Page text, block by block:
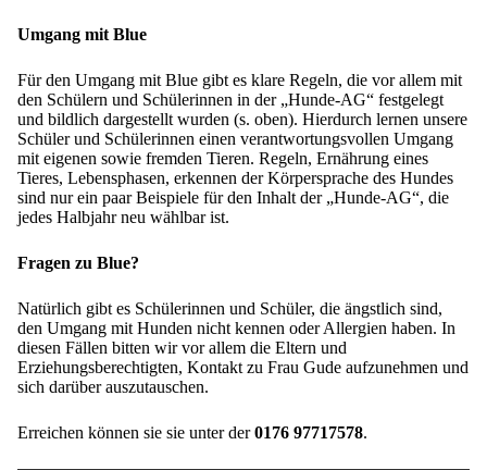
Umgang mit Blue
Für den Umgang mit Blue gibt es klare Regeln, die vor allem mit
den Schülern und Schülerinnen in der „Hunde-AG“ festgelegt
und bildlich dargestellt wurden (s. oben). Hierdurch lernen unsere
Schüler und Schülerinnen einen verantwortungsvollen Umgang
mit eigenen sowie fremden Tieren. Regeln, Ernährung eines
Tieres, Lebensphasen, erkennen der Körpersprache des Hundes
sind nur ein paar Beispiele für den Inhalt der „Hunde-AG“, die
jedes Halbjahr neu wählbar ist.
Fragen zu Blue?
Natürlich gibt es Schülerinnen und Schüler, die ängstlich sind,
den Umgang mit Hunden nicht kennen oder Allergien haben. In
diesen Fällen bitten wir vor allem die Eltern und
Erziehungsberechtigten, Kontakt zu Frau Gude aufzunehmen und
sich darüber auszutauschen.
Erreichen können sie sie unter der0176 97717578.